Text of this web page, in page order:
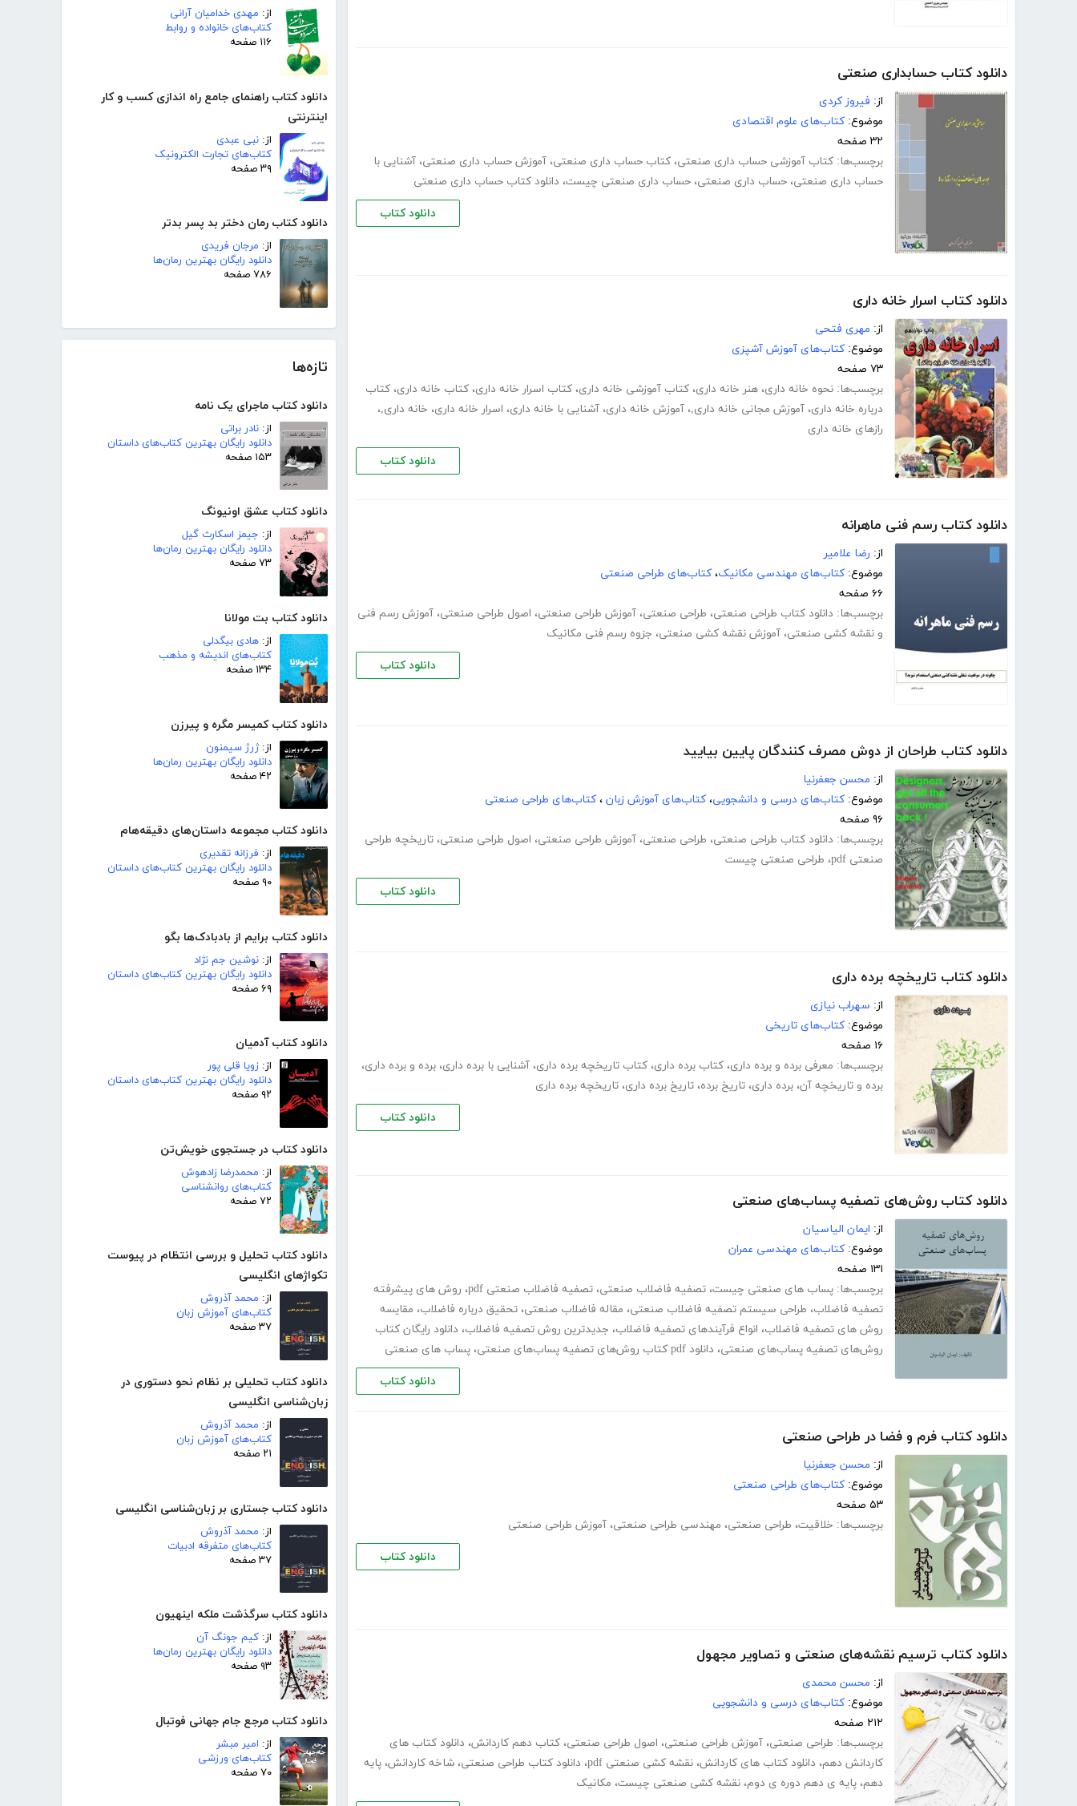
از: مهدی خدامیان آرانی
کتاب‌های خانواده و روابط
۱۱۶ صفحه
دانلود کتاب راهنمای جامع راه اندازی کسب و کار
اینترنتی
از: نبی عبدی
کتاب‌های تجارت الکترونیک
۳۹ صفحه
دانلود کتاب رمان دختر بد پسر بدتر
از: مرجان فریدی
دانلود رایگان بهترین رمان‌ها
۷۸۶ صفحه
تازه‌ها
دانلود کتاب ماجرای یک نامه
از: نادر براتی
دانلود رایگان بهترین کتاب‌های داستان
۱۵۳ صفحه
دانلود کتاب عشق اونیونگ
از: جیمز اسکارث گیل
دانلود رایگان بهترین رمان‌ها
۷۳ صفحه
دانلود کتاب بت مولانا
از: هادی بیگدلی
کتاب‌های اندیشه و مذهب
۱۳۴ صفحه
دانلود کتاب کمیسر مگره و پیرزن
از:ژرژ سیمنون
دانلود رایگان بهترین رمان‌ها
۴۲ صفحه
دانلود کتاب مجموعه داستان‌های دقیقه‌هام
از: فرزانه تقدیری
دانلود رایگان بهترین کتاب‌های داستان
۹۰ صفحه
دانلود کتاب برایم از بادبادک‌ها بگو
از: نوشین جم نژاد
دانلود رایگان بهترین کتاب‌های داستان
۶۹ صفحه
دانلود کتاب آدمیان
از: زویا قلی پور
دانلود رایگان بهترین کتاب‌های داستان
۹۲ صفحه
دانلود کتاب در جستجوی خویش‌تن
از: محمدرضا زادهوش
کتاب‌های روانشناسی
۷۲ صفحه
دانلود کتاب تحلیل و بررسی انتظام در پیوست
تکواژهای انگلیسی
از: محمد آذروش
کتاب‌های آموزش زبان
۳۷ صفحه
دانلود کتاب تحلیلی بر نظام نحو دستوری در
زبان‌شناسی انگلیسی
از: محمد آذروش
کتاب‌های آموزش زبان
۲۱ صفحه
دانلود کتاب جستاری بر زبان‌شناسی انگلیسی
از: محمد آذروش
کتاب‌های متفرقه ادبیات
۳۷ صفحه
دانلود کتاب سرگذشت ملکه اینهیون
از: کیم جونگ آن
دانلود رایگان بهترین رمان‌ها
۹۳ صفحه
دانلود کتاب مرجع جام جهانی فوتبال
از: امیر مبشر
کتاب‌های ورزشی
۷۰ صفحه
دانلود کتاب حسابداری صنعتی
از: فیروز کردی
موضوع: کتاب‌های علوم اقتصادی
۳۲ صفحه
برچسب‌ها: کتاب آموزشی حساب داری صنعتی، کتاب حساب داری صنعتی، آموزش حساب داری صنعتی، آشنایی با
حساب داری صنعتی، حساب داری صنعتی، حساب داری صنعتی چیست، دانلود کتاب حساب داری صنعتی
دانلود کتاب
دانلود کتاب اسرار خانه داری
از: مهری فتحی
موضوع: کتاب‌های آموزش آشپزی
۷۳ صفحه
برچسب‌ها: نحوه خانه داری، هنر خانه داری، کتاب آموزشی خانه داری، کتاب اسرار خانه داری، کتاب خانه داری، کتاب
درباره خانه داری، آموزش مجانی خانه داری,، آموزش خانه داری، آشنایی با خانه داری، اسرار خانه داری، خانه داری,،
رازهای خانه داری
دانلود کتاب
دانلود کتاب رسم فنی ماهرانه
از: رضا علامیر
موضوع: کتاب‌های مهندسی مکانیک، کتاب‌های طراحی صنعتی
۶۶ صفحه
برچسب‌ها: دانلود کتاب طراحی صنعتی، طراحی صنعتی، آموزش طراحی صنعتی، اصول طراحی صنعتی، آموزش رسم فنی
و نقشه کشی صنعتی، آموزش نقشه کشی صنعتی، جزوه رسم فنی مکانیک
دانلود کتاب
دانلود کتاب طراحان از دوش مصرف کنندگان پایین بیایید
از: محسن جعفرنیا
موضوع: کتاب‌های درسی و دانشجویی، کتاب‌های آموزش زبان ، کتاب‌های طراحی صنعتی
۹۶ صفحه
برچسب‌ها: دانلود کتاب طراحی صنعتی، طراحی صنعتی، آموزش طراحی صنعتی، اصول طراحی صنعتی، تاریخچه طراحی
صنعتی pdf
، طراحی صنعتی چیست
دانلود کتاب
دانلود کتاب تاریخچه برده داری
از: سهراب نیازی
موضوع: کتاب‌های تاریخی
۱۶ صفحه
برچسب‌ها: معرفی برده و برده داری، کتاب برده داری، کتاب تاریخچه برده داری، آشنایی با برده داری، برده و برده داری،
برده و تاریخچه آن، برده داری، تاریخ برده، تاریخ برده داری، تاریخچه برده داری
دانلود کتاب
دانلود کتاب روش‌های تصفیه پساب‌های صنعتی
از: ایمان الیاسیان
موضوع: کتاب‌های مهندسی عمران
۱۳۱ صفحه
برچسب‌ها: پساب های صنعتی چیست، تصفیه فاضلاب صنعتی، تصفیه فاضلاب صنعتی pdf ، روش های پیشرفته
تصفیه فاضلاب، طراحی سیستم تصفیه فاضلاب صنعتی، مقاله فاضلاب صنعتی، تحقیق درباره فاضلاب، مقایسه
روش های تصفیه فاضلاب، انواع فرآیندهای تصفیه فاضلاب، جدیدترین روش تصفیه فاضلاب، دانلود رایگان کتاب
روش‌های تصفیه پساب‌های صنعتی، دانلود pdf کتاب روش‌های تصفیه پساب‌های صنعتی ، پساب های صنعتی
دانلود کتاب
دانلود کتاب فرم و فضا در طراحی صنعتی
از: محسن جعفرنیا
موضوع: کتاب‌های طراحی صنعتی
۵۳ صفحه
برچسب‌ها: خلاقیت، طراحی صنعتی، مهندسی طراحی صنعتی، آموزش طراحی صنعتی
دانلود کتاب
دانلود کتاب ترسیم نقشه‌های صنعتی و تصاویر مجهول
از: محسن محمدی
موضوع: کتاب‌های درسی و دانشجویی
۲۱۲ صفحه
برچسب‌ها: طراحی صنعتی، آموزش طراحی صنعتی، اصول طراحی صنعتی، کتاب دهم کاردانش، دانلود کتاب های
کاردانش دهم، دانلود کتاب های کاردانش، نقشه کشی صنعتی pdf ، دانلود کتاب طراحی صنعتی، شاخه کاردانش، پایه
دهم، پایه ی دهم دوره ی دوم، نقشه کشی صنعتی چیست، مکانیک